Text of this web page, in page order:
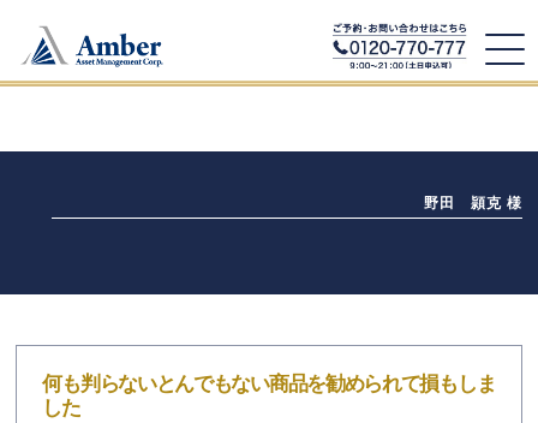
野田 頴克 様
何も判らないとんでもない商品を勧められて損もしま
した